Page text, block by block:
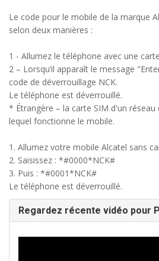
Le code pour le mobile de la marque
selon deux manières :
1 - Allumez le téléphone avec une
2 – Lorsqu’il apparaît le message
code de déverrouillage NCK.
Le téléphone est déverrouillé.
* Étrangère – la carte SIM d'un réseau
lequel fonctionne le mobile.
1. Allumez votre mobile Alcatel sans
2. Saisissez : *#0000*NCK#
3. Puis : *#0001*NCK#
Le téléphone est déverrouillé.
Regardez récente vidéo pour